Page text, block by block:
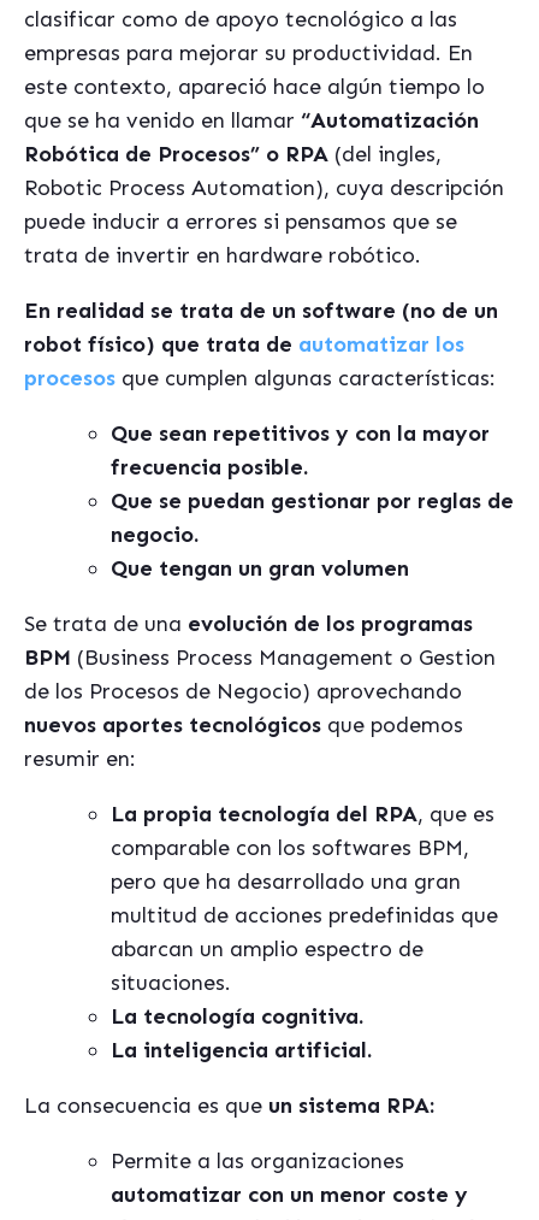
clasificar como de apoyo tecnológico a las
empresas para mejorar su productividad. En
este contexto, apareció hace algún tiempo lo
que se ha venido en llamar “Automatización
Robótica de Procesos” o RPA (del ingles,
Robotic Process Automation), cuya descripción
puede inducir a errores si pensamos que se
trata de invertir en hardware robótico.
En realidad se trata de un software (no de un
robot físico) que trata de automatizar los
procesos que cumplen algunas características:
Que sean repetitivos y con la mayor
frecuencia posible.
Que se puedan gestionar por reglas de
negocio.
Que tengan un gran volumen
Se trata de una evolución de los programas
BPM (Business Process Management o Gestion
de los Procesos de Negocio) aprovechando
nuevos aportes tecnológicos que podemos
resumir en:
La propia tecnología del RPA, que es
comparable con los softwares BPM,
pero que ha desarrollado una gran
multitud de acciones predefinidas que
abarcan un amplio espectro de
situaciones.
La tecnología cognitiva.
La inteligencia artificial.
La consecuencia es que un sistema RPA:
Permite a las organizaciones
automatizar con un menor coste y